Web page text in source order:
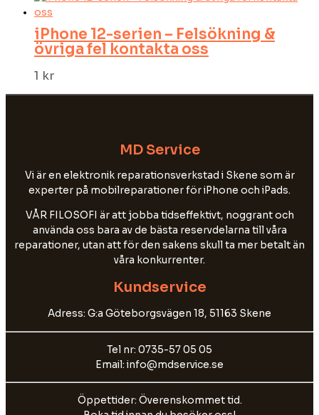
iPhone 12-serien – Felsökning &
övriga fel kontakta oss
1 kr
MD Service
Vi är en elektronik reparationsverkstad i Skene som är
experter på mobilreparationer för iPhone och iPads.
VÅR FILOSOFI är att jobba tidseffektivt, noggrant och
använda oss bara av de bästa reservdelarna till våra
reparationer, utan att för den sakens skull ta mer betalt än
våra konkurrenter.
Kundservice
Adress: G:a Göteborgsvägen 18, 51163 Skene
Tel nr: 0735-57 05 05
Email: info@mdservice.se
Öppettider: Överenskommet tid.